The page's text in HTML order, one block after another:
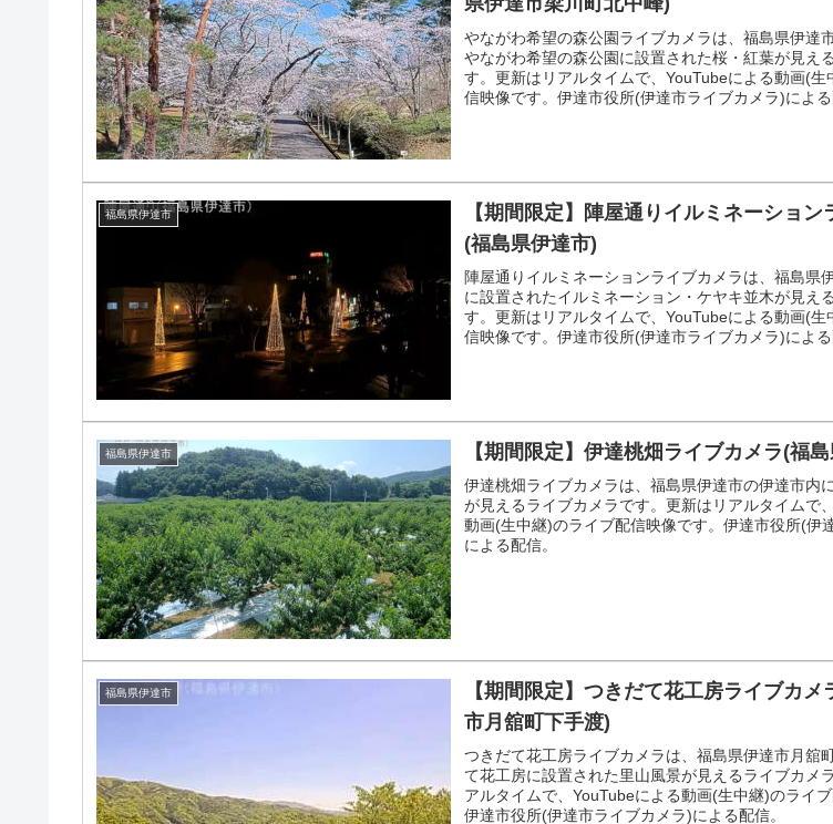
やながわ希望の森公園ライブカメラは、福島県伊達
やながわ希望の森公園に設置された桜・紅葉が見え
す。更新はリアルタイムで、YouTubeによる動画(生
信映像です。伊達市役所(伊達市ライブカメラ)による
福島県伊達市
【期間限定】陣屋通りイルミネーション
(福島県伊達市)
陣屋通りイルミネーションライブカメラは、福島県
に設置されたイルミネーション・ケヤキ並木が見え
す。更新はリアルタイムで、YouTubeによる動画(生
信映像です。伊達市役所(伊達市ライブカメラ)による
福島県伊達市 【期間限定】伊達桃畑ライブカメラ(福
伊達桃畑ライブカメラは、福島県伊達市の伊達市内
が見えるライブカメラです。更新はリアルタイムで
動画(生中継)のライブ配信映像です。伊達市役所(伊
による配信。
福島県伊達市
【期間限定】つきだて花工房ライブカメ
市月舘町下手渡)
つきだて花工房ライブカメラは、福島県伊達市月舘
て花工房に設置された里山風景が見えるライブカメ
アルタイムで、YouTubeによる動画(生中継)のライブ
伊達市役所(伊達市ライブカメラ)による配信。